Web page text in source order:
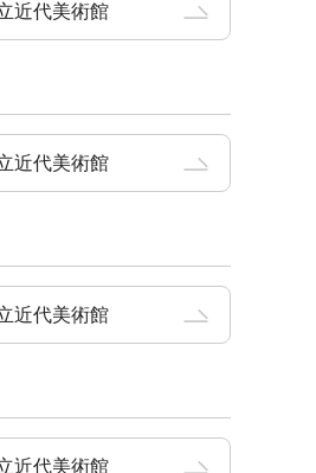
近代美術館
近代美術館
近代美術館
近代美術館